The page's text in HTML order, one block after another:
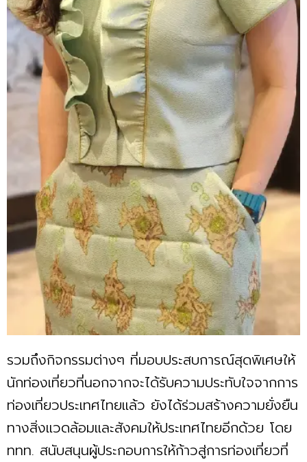
รวมถึงกิจกรรมต่างๆ ที่มอบประสบการณ์สุดพิเศษให้
นักท่องเที่ยวที่นอกจากจะได้รับความประทับใจจากการ
ท่องเที่ยวประเทศไทยแล้ว ยังได้ร่วมสร้างความยั่งยืน
ทางสิ่งแวดล้อมและสังคมให้ประเทศไทยอีกด้วย โดย
ททท. สนับสนุนผู้ประกอบการให้ก้าวสู่การท่องเที่ยวที่